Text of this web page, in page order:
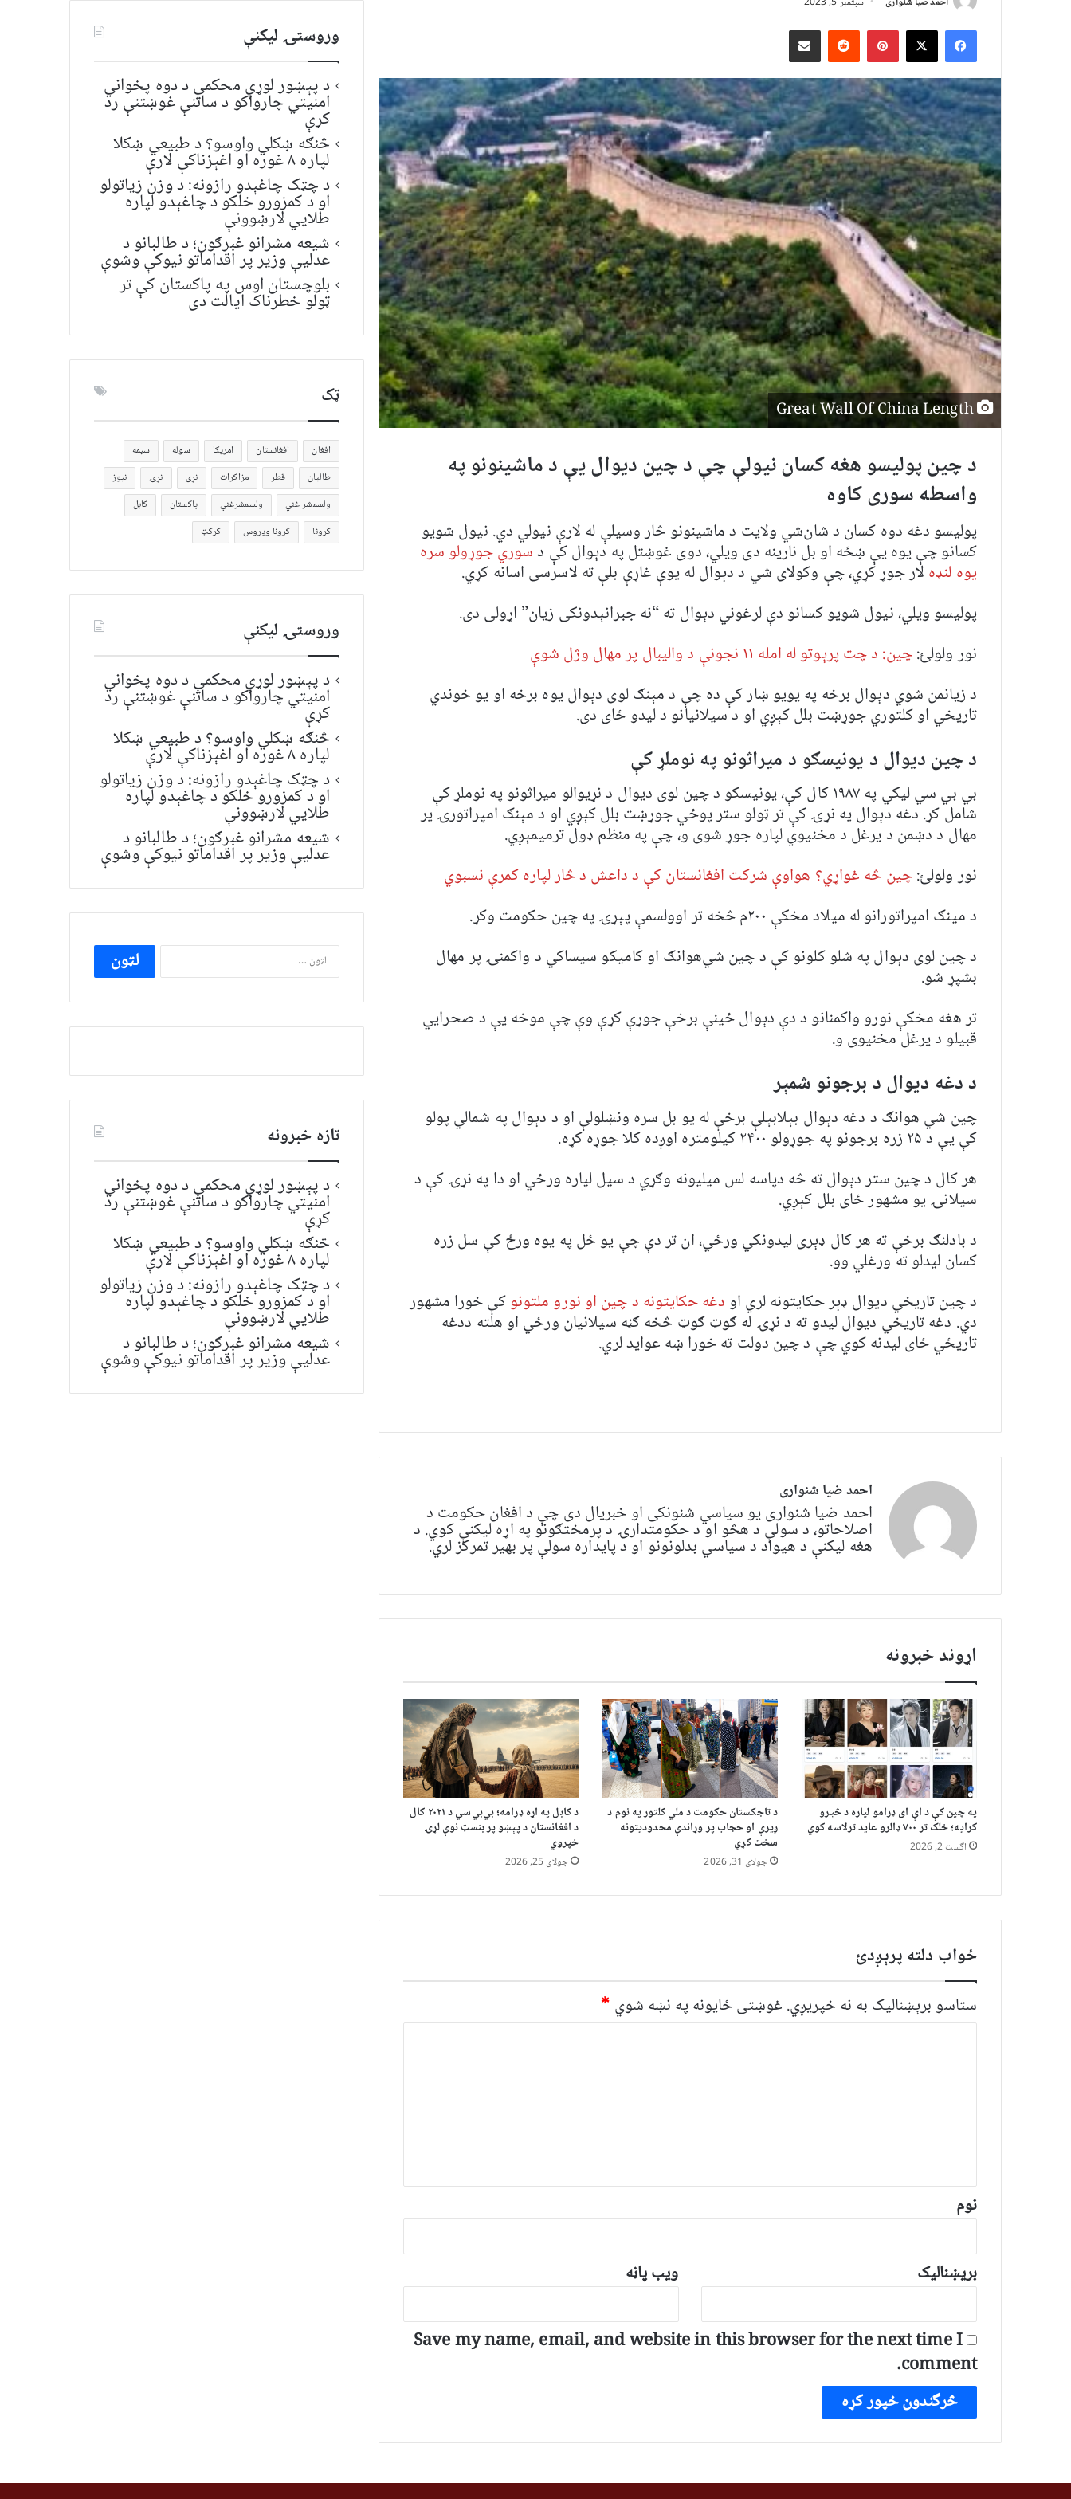
Facebook
X
Pinterest
Redditد بریښنالیک له لارې شریک کړئ
Great Wall Of China Length
د چین پولیسو هغه کسان نیولې چې د چین دیوال یې د ماشینونو په
واسطه سوری کاوه
پوليسو دغه دوه کسان د شان‌شي ولايت د ماشينونو څار وسیلې له لارې نیولي دي. نیول شويو
کسانو چې یوه یې ښځه او بل نارینه دی ویلي، دوی غوښتل په دېوال کې دسوري جوړولو سره
یوه لنډه لار جوړ کړي، چې وکولای شي د دېوال له یوې غاړې بلې ته لاسرسی اسانه کړي.
پولیسو ویلي، نیول شویو کسانو دې لرغوني دېوال ته “نه جبرانېدونکی زیان” اړولی دی.
نور ولولئ:چین: د چت پرېوتو له امله ۱۱ نجونې د والیبال پر مهال وژل شوې
د زیانمن شوي دېوال برخه په یویو ښار کې ده چې د مېنګ لوی دېوال یوه برخه او یو خوندي
تاریخي او کلتوري جوړښت بلل کېږي او د سیلانیانو د لیدو ځای دی.
د چین دیوال د یونیسګو د میراثونو په نوملړ کې
بي بي سي لیکي په ۱۹۸۷ کال کې، یونیسکو د چین لوی دیوال د نړیوالو میراثونو په نوملړ کې
شامل کړ. دغه دېوال په نړۍ کې تر ټولو ستر پوځي جوړښت بلل کېږي او د مېنګ امپراتورۍ پر
مهال د دښمن د يرغل د مخنيوي لپاره جوړ شوی و، چې په منظم ډول ترميمېږي.
نور ولولئ:چین څه غواړي؟ هواوې شرکت افغانستان کې د داعش د څار لپاره کمرې نسبوي
د مینګ امپراتورانو له میلاد مخکې ۲۰۰م څخه تر اوولسمې پېړۍ په چین حکومت وکړ.
د چين لوی دېوال په شلو کلونو کې د چين شي‌هوانګ او کاميکو سيساکي د واکمنۍ پر مهال
بشپړ شو.
تر هغه مخکې نورو واکمنانو د دې دېوال ځینې برخې جوړې کړې وې چې موخه یې د صحرايي
قبیلو د یرغل مخنیوی و.
د دغه دیوال د برجونو شمېر
چين شي هوانګ د دغه دېوال بېلابېلې برخې له يو بل سره ونښلولې او د دېوال په شمالي پولو
کې يې د ۲۵ زره برجونو په جوړولو ۲۴۰۰ کيلومتره اوږده کلا جوړه کړه.
هر کال د چين ستر دېوال ته څه دپاسه لس میليونه وګړي د سیل لپاره ورځي او دا په نړۍ کې د
سیلانۍ یو مشهور ځای بلل کېږي.
د بادلنګ برخې ته هر کال ډېری لیدونکي ورځي، ان تر دې چې یو ځل په یوه ورځ کې سل زره
کسان لیدلو ته ورغلي وو.
د چین تاریخي دیوال ډېر حکایتونه لري اودغه حکایتونه د چین او نورو ملتونوکې خورا مشهور
دي. دغه تاریخي دیوال لیدو ته د نړۍ له ګوټ ګوټ څخه ګڼه سیلانیان ورځي او هلته ددغه
تاریځي ځای لیدنه کوي چې د چین دولت ته خورا ښه عواید لري.
احمد ضیا شنواری
احمد ضیا شنواری یو سياسي شنونکی او خبریال دی چې د افغان حکومت د
اصلاحاتو، د سولې د هڅو او د حکومتدارۍ د پرمختګونو په اړه لیکنې کوي. د
هغه لیکنې د هیواد د سیاسي بدلونونو او د پایداره سولې پر بهیر تمرکز لري.
اړوند خبرونه
په چین کې د اې ای ډرامو لپاره د څېرو
کرایه؛ خلک تر ۷۰۰ ډالرو عاید ترلاسه کوي
اگست 2, 2026
د تاجکستان حکومت د ملي کلتور په نوم د
ږیرې او حجاب پر وړاندې محدودیتونه
سخت کړي
جولای 31, 2026
د کابل په اړه ډرامه؛ بي‌بي‌سي د ۲۰۲۱ کال
د افغانستان د پېښو پر بنسټ نوې لړۍ
خپروي
جولای 25, 2026
ځواب دلته پرېږدئ
ستاسو برېښناليک به نه خپريږي. غوښتى ځایونه په نښه شوي *
*
نوم
بریښنالیک ویب پاڼه
Save my name, email, and website in this browser for the next time I
comment.
وروستۍ ليکنې
د پېښور لوړې محکمې د دوه پخواني
امنیتي چارواکو د ساتنې غوښتنې رد
کړې
څنګه ښکلي واوسو؟ د طبیعي ښکلا
لپاره ۸ غوره او اغېزناکې لارې
د چټک چاغېدو رازونه: د وزن زیاتولو
او د کمزورو خلکو د چاغېدو لپاره
طلایي لارښوونې
شیعه مشرانو غبرګون؛ د طالبانو د
عدلیې وزیر پر اقداماتو نیوکې وشوې
بلوچستان اوس په پاکستان کې تر
ټولو خطرناک ایالت دی
ټک
افغان افغانستان امریکا سوله
سیمه
طالبان
قطر مزاکرات نړی نړۍ
نیوز
ولسمشر غني
ولسمشرغني پاکستان
کابل
کرونا
کرونا ویروس کرکټ
وروستۍ ليکنې
د پېښور لوړې محکمې د دوه پخواني
امنیتي چارواکو د ساتنې غوښتنې رد
کړې
څنګه ښکلي واوسو؟ د طبیعي ښکلا
لپاره ۸ غوره او اغېزناکې لارې
د چټک چاغېدو رازونه: د وزن زیاتولو
او د کمزورو خلکو د چاغېدو لپاره
طلایي لارښوونې
شیعه مشرانو غبرګون؛ د طالبانو د
عدلیې وزیر پر اقداماتو نیوکې وشوې
ددی
لپاره
لټون:
تازه خبرونه
د پېښور لوړې محکمې د دوه پخواني
امنیتي چارواکو د ساتنې غوښتنې رد
کړې
څنګه ښکلي واوسو؟ د طبیعي ښکلا
لپاره ۸ غوره او اغېزناکې لارې
د چټک چاغېدو رازونه: د وزن زیاتولو
او د کمزورو خلکو د چاغېدو لپاره
طلایي لارښوونې
شیعه مشرانو غبرګون؛ د طالبانو د
عدلیې وزیر پر اقداماتو نیوکې وشوې